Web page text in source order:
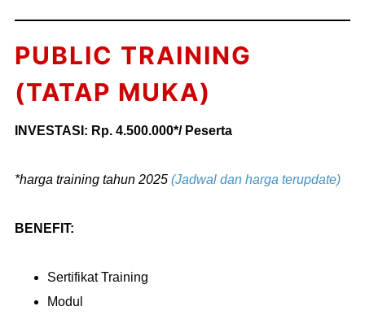
PUBLIC TRAINING
(TATAP MUKA)
INVESTASI: Rp. 4.500.000*/ Peserta
*harga training tahun 2025 (Jadwal dan harga terupdate)
BENEFIT:
Sertifikat Training
Modul